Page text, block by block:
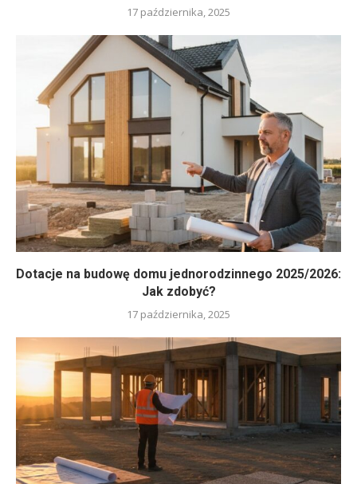
17 października, 2025
Dotacje na budowę domu jednorodzinnego 2025/2026:
Jak zdobyć?
17 października, 2025